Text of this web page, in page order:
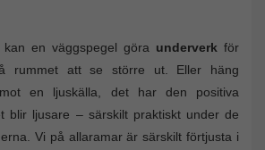
en väggspegel göra underverk för
rummet att se större ut. Eller häng
en ljuskälla, det har den positiva
blir ljusare – särskilt praktiskt under de
Vi på allaramar är särskilt förtjusta i